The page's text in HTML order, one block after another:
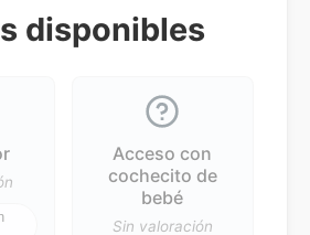
disponibles
Acceso con
cochecito de
bebé
Sin valoración